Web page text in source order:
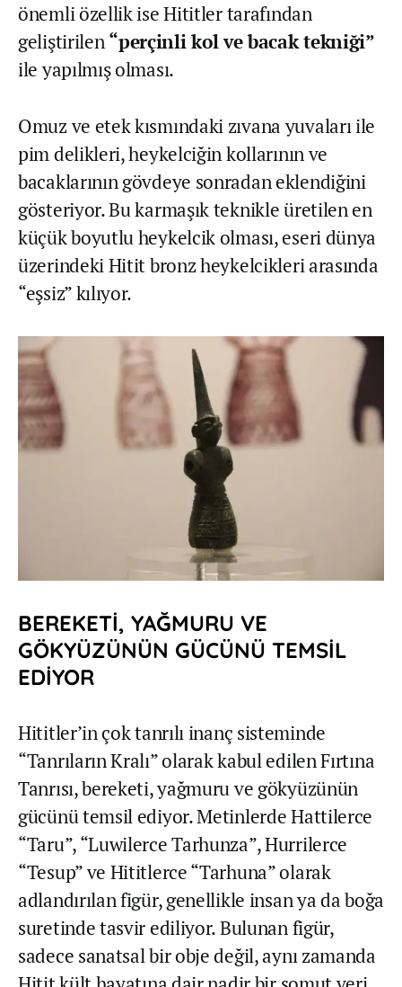
önemli özellik ise Hititler tarafından
geliştirilen“perçinli kol ve bacak tekniği”
ile yapılmış olması.
Omuz ve etek kısmındaki zıvana yuvaları ile
pim delikleri, heykelciğin kollarının ve
bacaklarının gövdeye sonradan eklendiğini
gösteriyor. Bu karmaşık teknikle üretilen en
küçük boyutlu heykelcik olması, eseri dünya
üzerindeki Hitit bronz heykelcikleri arasında
“eşsiz” kılıyor.
BEREKETİ, YAĞMURU VE
GÖKYÜZÜNÜN GÜCÜNÜ TEMSİL
EDİYOR
Hititler’in çok tanrılı inanç sisteminde
“Tanrıların Kralı” olarak kabul edilen Fırtına
Tanrısı, bereketi, yağmuru ve gökyüzünün
gücünü temsil ediyor. Metinlerde Hattilerce
“Taru”, “Luwilerce Tarhunza”, Hurrilerce
“Tesup” ve Hititlerce “Tarhuna” olarak
adlandırılan figür, genellikle insan ya da boğa
suretinde tasvir ediliyor. Bulunan figür,
sadece sanatsal bir obje değil, aynı zamanda